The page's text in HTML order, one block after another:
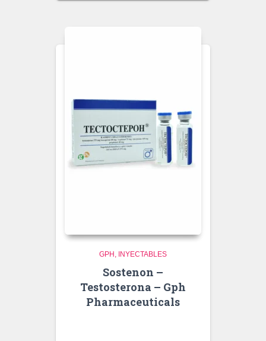
GPH INYECTABLES
Sostenon –
Testosterona – Gph
Pharmaceuticals